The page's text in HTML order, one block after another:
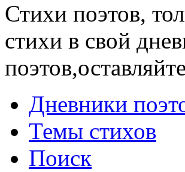
Стихи поэтов,
стихи в свой
Дневники
Темы стихов
Поиск